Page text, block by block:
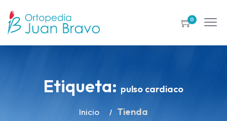
0
Etiqueta: pulso cardiaco
Inicio Tienda